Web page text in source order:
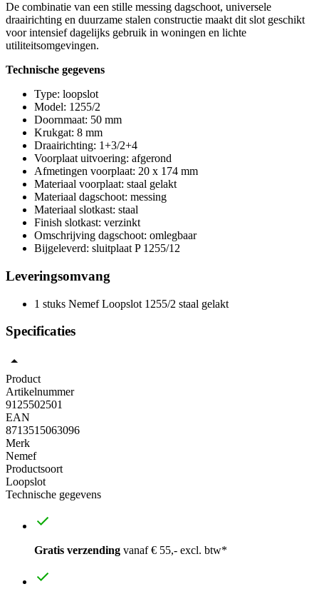
De combinatie van een stille messing dagschoot, universele
draairichting en duurzame stalen constructie maakt dit slot geschikt
voor intensief dagelijks gebruik in woningen en lichte
utiliteitsomgevingen.
Technische gegevens
Type: loopslot
Model: 1255/2
Doornmaat: 50 mm
Krukgat: 8 mm
Draairichting: 1+3/2+4
Voorplaat uitvoering: afgerond
Afmetingen voorplaat: 20 x 174 mm
Materiaal voorplaat: staal gelakt
Materiaal dagschoot: messing
Materiaal slotkast: staal
Finish slotkast: verzinkt
Omschrijving dagschoot: omlegbaar
Bijgeleverd: sluitplaat P 1255/12
Leveringsomvang
1 stuks Nemef Loopslot 1255/2 staal gelakt
Specificaties
Product
Artikelnummer
9125502501
EAN
8713515063096
Merk
Nemef
Productsoort
Loopslot
Technische gegevens
Gratis verzending vanaf € 55,- excl. btw*